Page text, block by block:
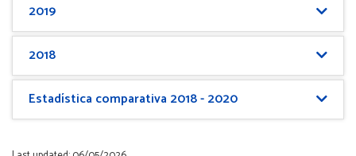
2019
2018
Estadística comparativa 2018 - 2020